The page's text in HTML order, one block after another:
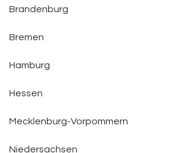
Brandenburg
Bremen
Hamburg
Hessen
Mecklenburg-Vorpommern
Niedersachsen